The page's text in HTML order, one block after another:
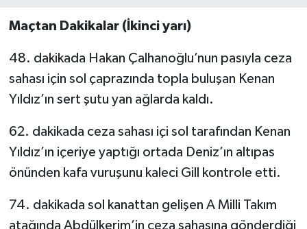
Maçtan Dakikalar (İkinci yarı)
48. dakikada Hakan Çalhanoğlu’nun pasıyla ceza
sahası için sol çaprazında topla buluşan Kenan
Yıldız’ın sert şutu yan ağlarda kaldı.
62. dakikada ceza sahası içi sol tarafından Kenan
Yıldız’ın içeriye yaptığı ortada Deniz’ın altıpas
önünden kafa vuruşunu kaleci Gill kontrole etti.
74. dakikada sol kanattan gelişen A Milli Takım
atağında Abdülkerim’in ceza sahasına gönderdiği